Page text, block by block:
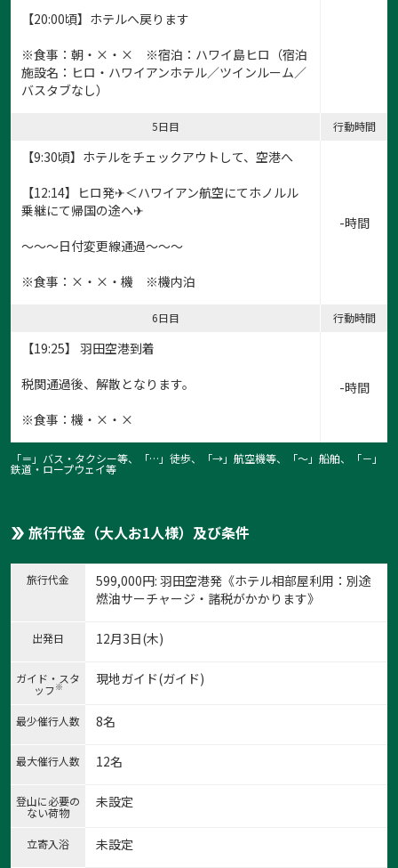
【20:00頃】ホテルへ戻ります
※食事：朝・×・× ※宿泊：ハワイ島ヒロ（宿泊
施設名：ヒロ・ハワイアンホテル／ツインルーム／
バスタブなし）
5日目 行動時間
【9:30頃】ホテルをチェックアウトして、空港へ
【12:14】ヒロ発✈＜ハワイアン航空にてホノルル
乗継にて帰国の途へ✈
～～～日付変更線通過～～～
※食事：×・×・機 ※機内泊
-時間
6日目 行動時間
【19:25】 羽田空港到着
税関通過後、解散となります。
※食事：機・×・×
-時間
「＝」バス・タクシー等、「…」徒歩、「→」航空機等、「〜」船舶、「－」
鉄道・ロープウェイ等
旅行代金（大人お1人様）及び条件
旅行代金 599,000円: 羽田空港発《ホテル相部屋利用：別途
燃油サーチャージ・諸税がかかります》
出発日 12月3日(木)
ガイド・スタ
ッフ※ 現地ガイド(ガイド)
最少催行人数 8名
最大催行人数 12名
登山に必要の
ない荷物
未設定
立寄入浴 未設定